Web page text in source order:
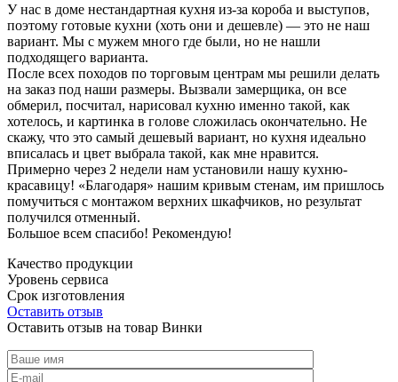
У нас в доме нестандартная кухня из-за короба и выступов,
поэтому готовые кухни (хоть они и дешевле) — это не наш
вариант. Мы с мужем много где были, но не нашли
подходящего варианта.
После всех походов по торговым центрам мы решили делать
на заказ под наши размеры. Вызвали замерщика, он все
обмерил, посчитал, нарисовал кухню именно такой, как
хотелось, и картинка в голове сложилась окончательно. Не
скажу, что это самый дешевый вариант, но кухня идеально
вписалась и цвет выбрала такой, как мне нравится.
Примерно через 2 недели нам установили нашу кухню-
красавицу! «Благодаря» нашим кривым стенам, им пришлось
помучиться с монтажом верхних шкафчиков, но результат
получился отменный.
Большое всем спасибо! Рекомендую!
Качество продукции
Уровень сервиса
Срок изготовления
Оставить отзыв
Оставить отзыв на товар Винки